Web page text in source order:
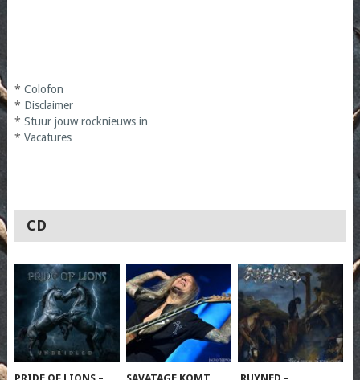
* Colofon
* Disclaimer
* Stuur jouw rocknieuws in
* Vacatures
CD